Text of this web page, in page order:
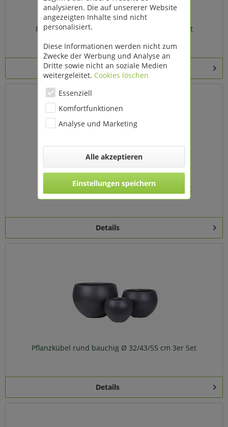
Pflanzkübel rund bauchig Ø 32,546 cm 2er Set
Details
Pflanzkübel rund bauchig Ø 32/43 cm 3er Set
Details
Pflanzkübel rund bauchig Ø 32/43/55 cm 3er Set
Details
analysieren. Die auf unsererer Website
angezeigten Inhalte sind nicht
personalisiert.
Diese Informationen werden nicht zum
Zwecke der Werbung und Analyse an
Dritte sowie nicht an soziale Medien
weitergeleitet. Cookies löschen
Essenziell
Komfortfunktionen
Analyse und Marketing
Alle akzeptieren
Einstellungen speichern